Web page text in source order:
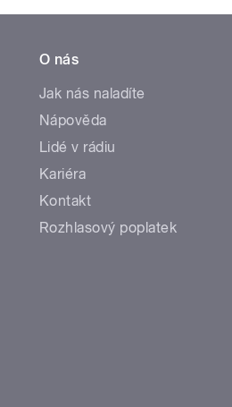
O nás
Jak nás naladíte
Nápověda
Lidé v rádiu
Kariéra
Kontakt
Rozhlasový poplatek